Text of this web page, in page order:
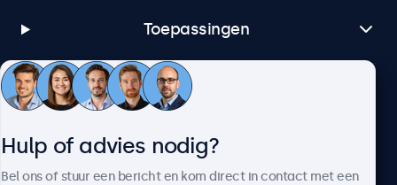
Toepassingen
Klantenservice
Hulp of advies nodig?
Bel ons of stuur een bericht en kom direct in contact met een